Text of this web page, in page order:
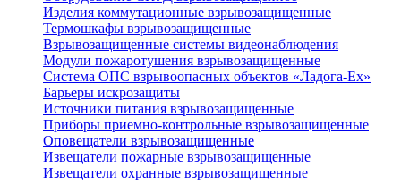
Изделия коммутационные взрывозащищенные
Термошкафы взрывозащищенные
Взрывозащищенные системы видеонаблюдения
Модули пожаротушения взрывозащищенные
Система ОПС взрывоопасных объектов «Ладога-Ex»
Барьеры искрозащиты
Источники питания взрывозащищенные
Приборы приемно-контрольные взрывозащищенные
Оповещатели взрывозащищенные
Извещатели пожарные взрывозащищенные
Извещатели охранные взрывозащищенные